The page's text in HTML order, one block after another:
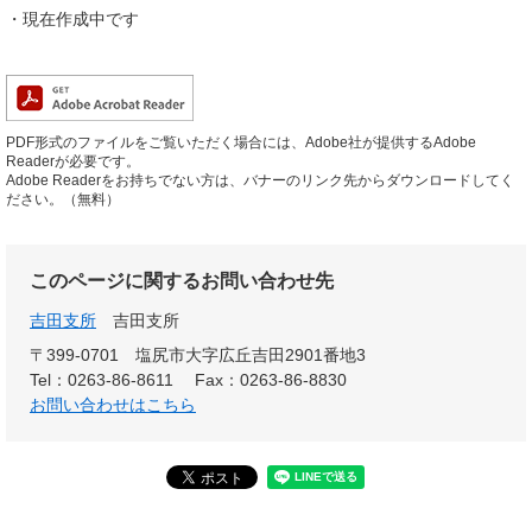
・現在作成中です
PDF形式のファイルをご覧いただく場合には、Adobe社が提供するAdobe
Readerが必要です。
Adobe Readerをお持ちでない方は、バナーのリンク先からダウンロードしてく
ださい。（無料）
このページに関するお問い合わせ先
吉田支所
吉田支所
〒399-0701
塩尻市大字広丘吉田2901番地3
Tel：0263-86-8611
Fax：0263-86-8830
お問い合わせはこちら